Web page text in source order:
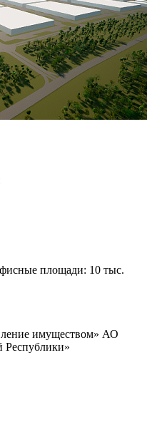
площади: 10 тыс.
имуществом» АО
Республики»